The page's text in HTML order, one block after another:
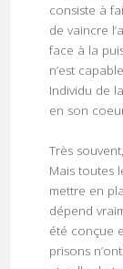
consiste à
de vaincre
face à la
n’est
Individu de
en son
Très
Mais toutes
mettre en
dépend
été conçue
prisons